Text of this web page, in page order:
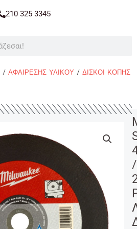
210 325 3345
/ ΑΦΑΙΡΕΣΗΣ ΥΛΙΚΟΥ / ΔΙΣΚΟΙ ΚΟΠΗΣ
/